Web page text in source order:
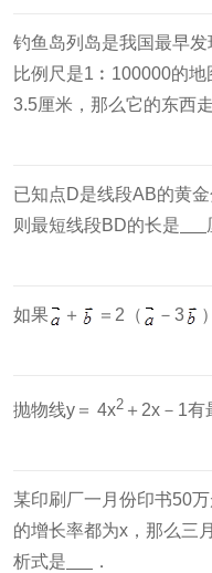
钓鱼岛列岛是我国最早
比例尺是1︰100000的
3.5厘米，那么它的东西
已知点D是线段AB的黄
则最短线段BD的长是
如果 ＋ ＝2（ －3
抛物线y＝ 4x2 ＋2x－1有
某印刷厂一月份印书50
的增长率都为x，那么三
析式是
．